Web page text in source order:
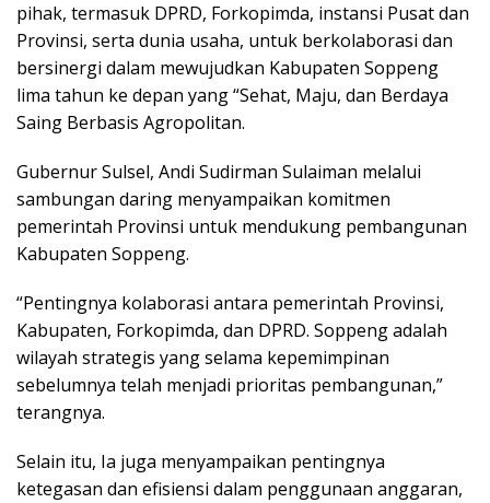
pihak, termasuk DPRD, Forkopimda, instansi Pusat dan
Provinsi, serta dunia usaha, untuk berkolaborasi dan
bersinergi dalam mewujudkan Kabupaten Soppeng
lima tahun ke depan yang “Sehat, Maju, dan Berdaya
Saing Berbasis Agropolitan.
Gubernur Sulsel, Andi Sudirman Sulaiman melalui
sambungan daring menyampaikan komitmen
pemerintah Provinsi untuk mendukung pembangunan
Kabupaten Soppeng.
“Pentingnya kolaborasi antara pemerintah Provinsi,
Kabupaten, Forkopimda, dan DPRD. Soppeng adalah
wilayah strategis yang selama kepemimpinan
sebelumnya telah menjadi prioritas pembangunan,”
terangnya.
Selain itu, Ia juga menyampaikan pentingnya
ketegasan dan efisiensi dalam penggunaan anggaran,